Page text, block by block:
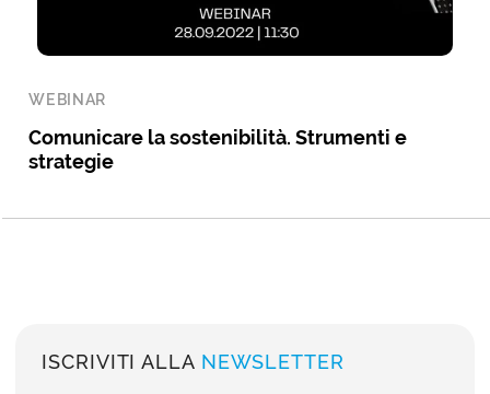
WEBINAR
Comunicare la sostenibilità. Strumenti e
strategie
ISCRIVITI ALLA NEWSLETTER